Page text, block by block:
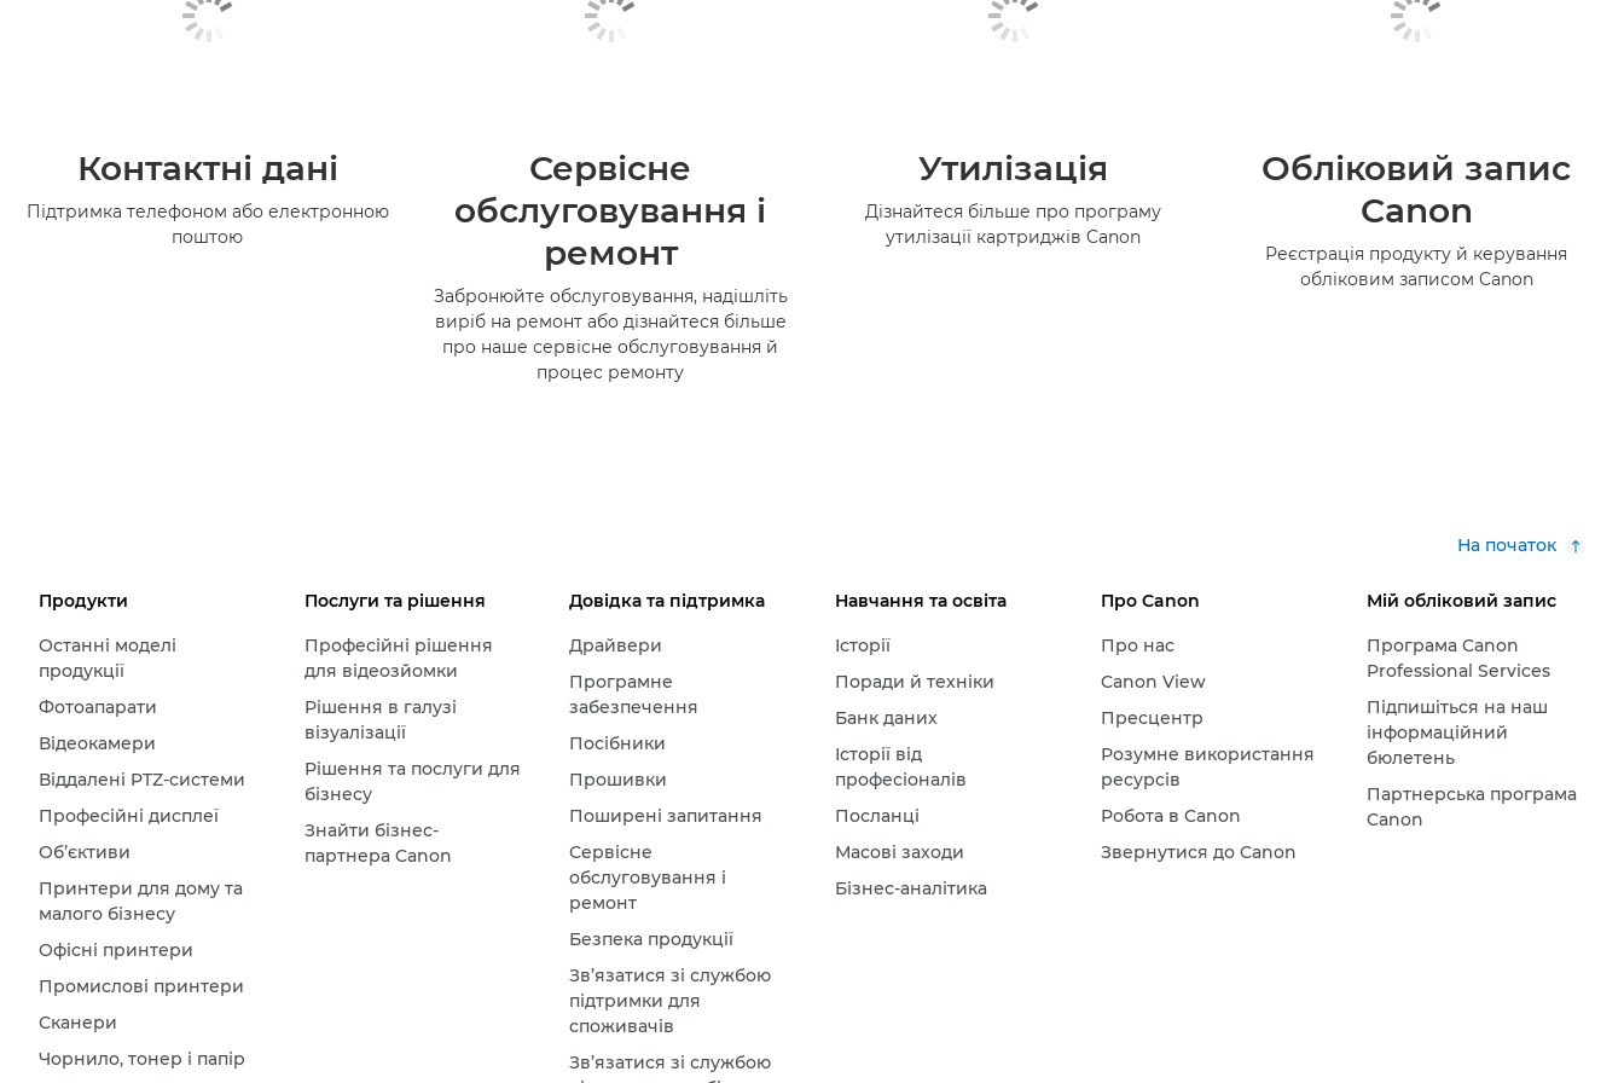
Контактні дані
Підтримка телефоном або електронною
поштою
Сервісне
обслуговування і
ремонт
Забронюйте обслуговування, надішліть
виріб на ремонт або дізнайтеся більше
про наше сервісне обслуговування й
процес ремонту
Утилізація
Дізнайтеся більше про програму
утилізації картриджів Canon
Обліковий запис
Canon
Реєстрація продукту й керування
обліковим записом Canon
На початок
Продукти
Останні моделі
продукції
Фотоапарати
Відеокамери
Віддалені PTZ-системи
Професійні дисплеї
Об’єктиви
Принтери для дому та
малого бізнесу
Офісні принтери
Промислові принтери
Сканери
Чорнило, тонер і папір
Послуги та рішення
Професійні рішення
для відеозйомки
Рішення в галузі
візуалізації
Рішення та послуги для
бізнесу
Знайти бізнес-
партнера Canon
Довідка та підтримка
Драйвери
Програмне
забезпечення
Посібники
Прошивки
Поширені запитання
Сервісне
обслуговування і
ремонт
Безпека продукції
Зв’язатися зі службою
підтримки для
споживачів
Зв’язатися зі службою
Навчання та освіта
Історії
Поради й техніки
Банк даних
Історії від
професіоналів
Посланці
Масові заходи
Бізнес-аналітика
Про Canon
Про нас
Canon View
Пресцентр
Розумне використання
ресурсів
Робота в Canon
Звернутися до Canon
Мій обліковий запис
Програма Canon
Professional Services
Підпишіться на наш
інформаційний
бюлетень
Партнерська програма
Canon